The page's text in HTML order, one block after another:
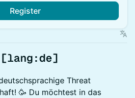
Register
Threat
🥳 Du möchtest in das